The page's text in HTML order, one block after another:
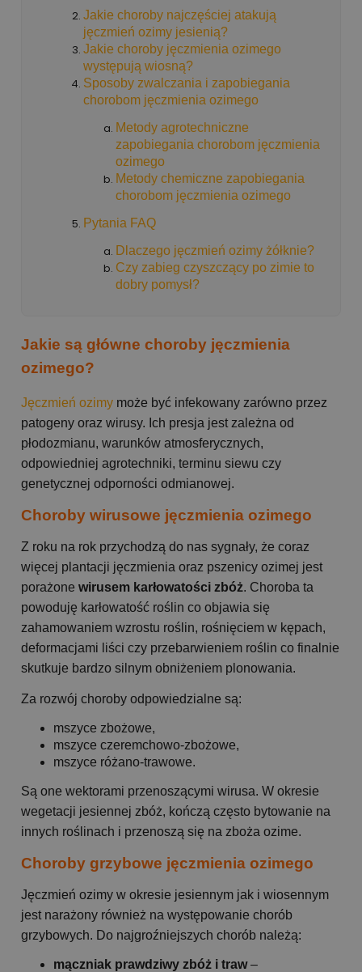
Jakie choroby najczęściej atakują
jęczmień ozimy jesienią?
Jakie choroby jęczmienia ozimego
występują wiosną?
Sposoby zwalczania i zapobiegania
chorobom jęczmienia ozimego
Metody agrotechniczne
zapobiegania chorobom jęczmienia
ozimego
Metody chemiczne zapobiegania
chorobom jęczmienia ozimego
Pytania FAQ
Dlaczego jęczmień ozimy żółknie?
Czy zabieg czyszczący po zimie to
dobry pomysł?
Jakie są główne choroby jęczmienia
ozimego?
Jęczmień ozimy może być infekowany zarówno przez
patogeny oraz wirusy. Ich presja jest zależna od
płodozmianu, warunków atmosferycznych,
odpowiedniej agrotechniki, terminu siewu czy
genetycznej odporności odmianowej.
Choroby wirusowe jęczmienia ozimego
Z roku na rok przychodzą do nas sygnały, że coraz
więcej plantacji jęczmienia oraz pszenicy ozimej jest
porażone wirusem karłowatości zbóż. Choroba ta
powoduję karłowatość roślin co objawia się
zahamowaniem wzrostu roślin, rośnięciem w kępach,
deformacjami liści czy przebarwieniem roślin co finalnie
skutkuje bardzo silnym obniżeniem plonowania.
Za rozwój choroby odpowiedzialne są:
mszyce zbożowe,
mszyce czeremchowo-zbożowe,
mszyce różano-trawowe.
Są one wektorami przenoszącymi wirusa. W okresie
wegetacji jesiennej zbóż, kończą często bytowanie na
innych roślinach i przenoszą się na zboża ozime.
Choroby grzybowe jęczmienia ozimego
Jęczmień ozimy w okresie jesiennym jak i wiosennym
jest narażony również na występowanie chorób
grzybowych. Do najgroźniejszych chorób należą:
mączniak prawdziwy zbóż i traw–